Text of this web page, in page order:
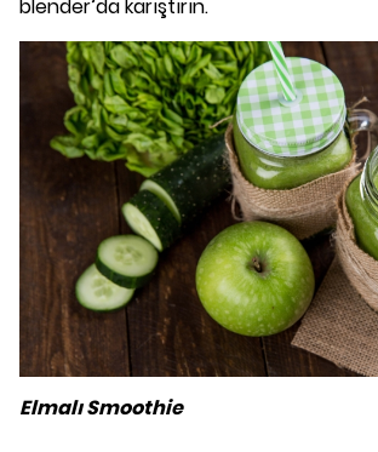
blender’da karıştırın.
Elmalı Smoothie